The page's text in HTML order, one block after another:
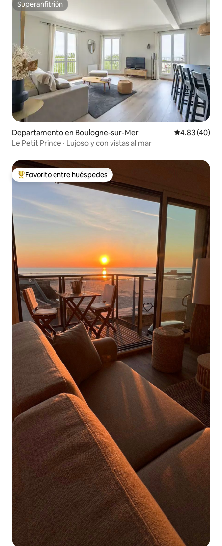
Superanfitrión
Superanfitrión
Departamento en Boulogne-sur-Mer Calificación
4.83 (40)
Le Petit Prince · Lujoso y con vistas al mar
De los mejores en Favorito entre huéspedes
Favorito entre huéspedes